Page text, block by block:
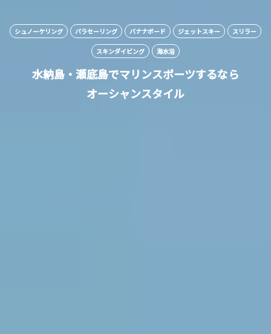
シュノーケリング パラセーリング バナナボード ジェットスキー スリラー
スキンダイビング 海水浴
水納島・瀬底島でマリンスポーツするなら
オーシャンスタイル